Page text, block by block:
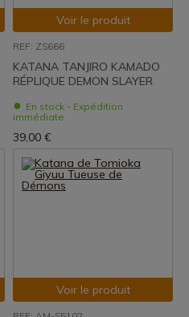
Voir le produit
REF: ZS666
KATANA TANJIRO KAMADO
RÉPLIQUE DEMON SLAYER
En stock - Expédition
immédiate
39,00 €
Voir le produit